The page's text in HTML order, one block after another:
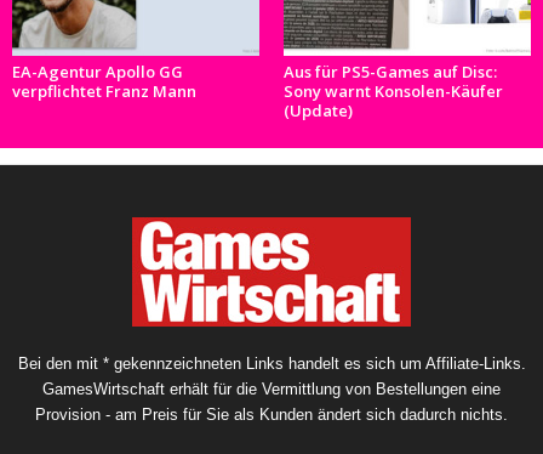
EA-Agentur Apollo GG
verpflichtet Franz Mann
Aus für PS5-Games auf Disc:
Sony warnt Konsolen-Käufer
(Update)
Bei den mit * gekennzeichneten Links handelt es sich um Affiliate-Links.
GamesWirtschaft erhält für die Vermittlung von Bestellungen eine
Provision - am Preis für Sie als Kunden ändert sich dadurch nichts.